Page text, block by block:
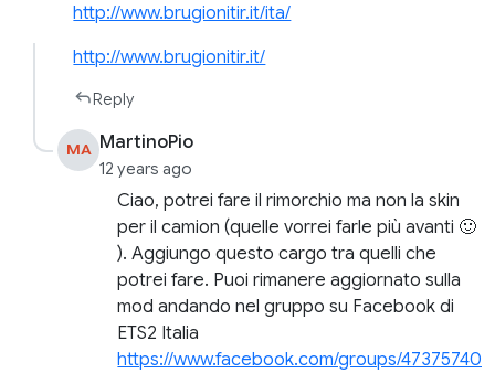
http://www.brugionitir.it/ita/
http://www.brugionitir.it/
Reply
MA MartinoPio
12 years ago
Ciao, potrei fare il rimorchio ma non la skin
per il camion (quelle vorrei farle più avanti 🙂
). Aggiungo questo cargo tra quelli che
potrei fare. Puoi rimanere aggiornato sulla
mod andando nel gruppo su Facebook di
ETS2 Italia
https://www.facebook.com/groups/